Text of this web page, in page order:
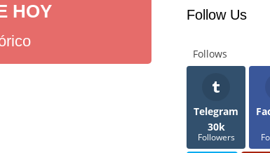
HOY Follow Us
Follows
Telegram
30k
Followers